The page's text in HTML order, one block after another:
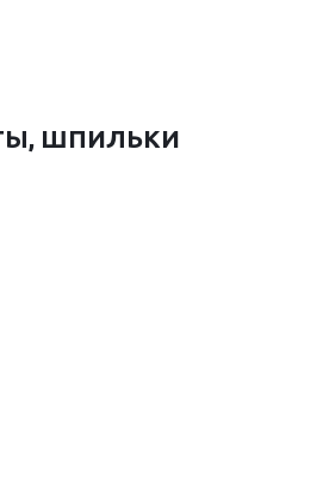
ШПИЛЬКИ